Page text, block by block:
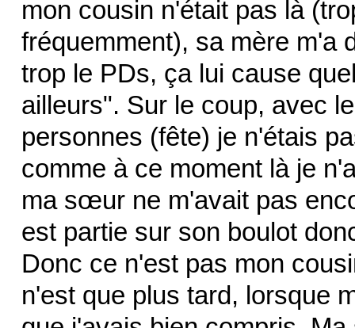
mon cousin n'était pas là
fréquemment), sa mère m'a
trop le PDs, ça lui cause
ailleurs". Sur le coup, avec
personnes (fête) je n'étais
comme à ce moment là je
ma sœur ne m'avait pas
est partie sur son boulot
Donc ce n'est pas mon
n'est que plus tard, lorsque